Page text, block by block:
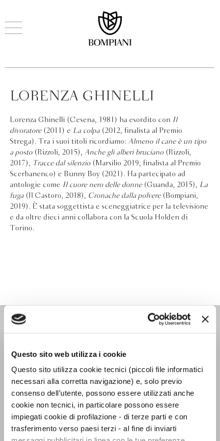
Questo sito web utilizza i cookie
Questo sito utilizza cookie tecnici (piccoli file informatici
necessari alla corretta navigazione) e, solo previo
consenso dell’utente, possono essere utilizzati anche
cookie non tecnici, in particolare possono essere
impiegati cookie di profilazione - di terze parti e con
trasferimento verso paesi terzi - al fine di inviarti
LORENZA GHINELLI
Lorenza Ghinelli (Cesena, 1981) ha esordito con Il
divoratore(2011) e La colpa (2012, finalista al Premio
Strega). Tra i suoi titoli ricordiamo: Almeno il cane è un tipo
a posto (Rizzoli, 2015), Anche gli alberi bruciano (Rizzoli,
2017), Tracce dal silenzio (Marsilio 2019, finalista al Premio
Scerbanenco) e Bunny Boy (2021). Ha partecipato ad
antologie come Il cuore nero delle donne(Guanda, 2015), La
fuga (Il Castoro, 2018), Cronache dalla polvere(Bompiani,
2019). È stata soggettista e sceneggiatrice per la televisione
e da oltre dieci anni collabora con la Scuola Holden di
Torino.
NARRATORI ITALIANI